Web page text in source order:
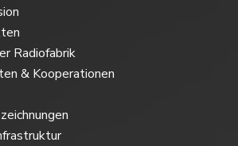
Radiofabrik
& Kooperationen